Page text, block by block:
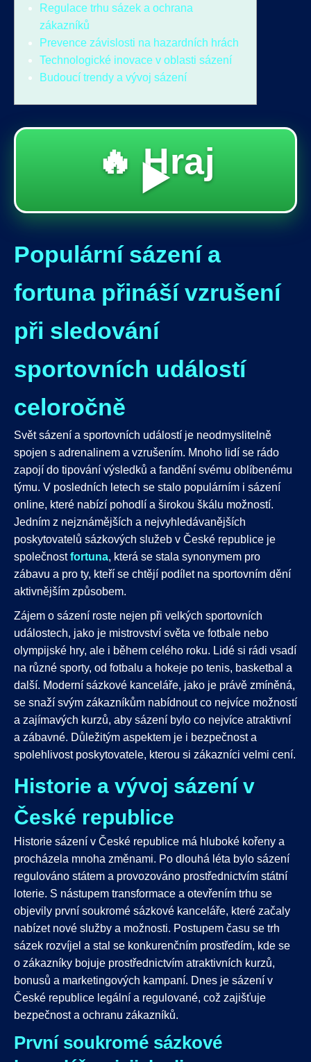
Regulace trhu sázek a ochrana
zákazníků
Prevence závislosti na hazardních hrách
Technologické inovace v oblasti sázení
Budoucí trendy a vývoj sázení
🔥 Hraj
▶️
Populární sázení a
fortuna přináší vzrušení
při sledování
sportovních událostí
celoročně
Svět sázení a sportovních událostí je neodmyslitelně
spojen s adrenalinem a vzrušením. Mnoho lidí se rádo
zapojí do tipování výsledků a fandění svému oblíbenému
týmu. V posledních letech se stalo populárním i sázení
online, které nabízí pohodlí a širokou škálu možností.
Jedním z nejznámějších a nejvyhledávanějších
poskytovatelů sázkových služeb v České republice je
společnostfortuna, která se stala synonymem pro
zábavu a pro ty, kteří se chtějí podílet na sportovním dění
aktivnějším způsobem.
Zájem o sázení roste nejen při velkých sportovních
událostech, jako je mistrovství světa ve fotbale nebo
olympijské hry, ale i během celého roku. Lidé si rádi vsadí
na různé sporty, od fotbalu a hokeje po tenis, basketbal a
další. Moderní sázkové kanceláře, jako je právě zmíněná,
se snaží svým zákazníkům nabídnout co nejvíce možností
a zajímavých kurzů, aby sázení bylo co nejvíce atraktivní
a zábavné. Důležitým aspektem je i bezpečnost a
spolehlivost poskytovatele, kterou si zákazníci velmi cení.
Historie a vývoj sázení v
České republice
Historie sázení v České republice má hluboké kořeny a
procházela mnoha změnami. Po dlouhá léta bylo sázení
regulováno státem a provozováno prostřednictvím státní
loterie. S nástupem transformace a otevřením trhu se
objevily první soukromé sázkové kanceláře, které začaly
nabízet nové služby a možnosti. Postupem času se trh
sázek rozvíjel a stal se konkurenčním prostředím, kde se
o zákazníky bojuje prostřednictvím atraktivních kurzů,
bonusů a marketingových kampaní. Dnes je sázení v
České republice legální a regulované, což zajišťuje
bezpečnost a ochranu zákazníků.
První soukromé sázkové